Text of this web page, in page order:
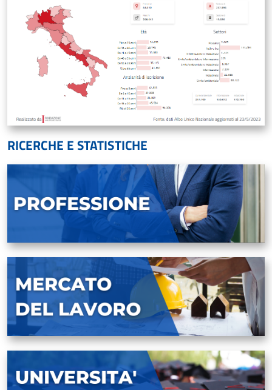
RICERCHE E STATISTICHE